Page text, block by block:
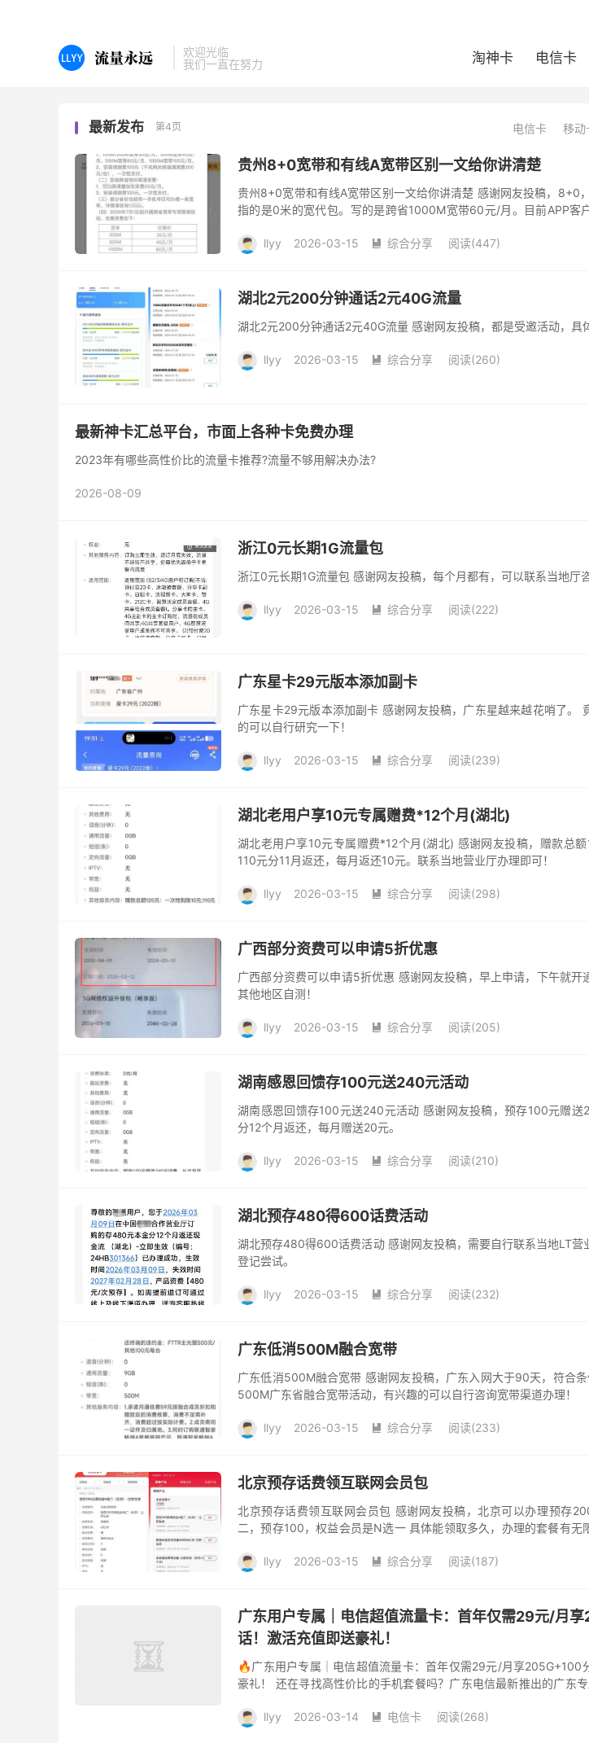
欢迎光临
我们一直在努力
淘神卡 电信卡
最新发布 第4页 电信卡 移动
贵州8+0宽带和有线A宽带区别一文给你讲清楚
贵州8+0宽带和有线A宽带区别一文给你讲清楚 感谢网友投稿，8+0
指的是0米的宽代包。写的是跨省1000M宽带60元/月。目前APP客
llyy 2026-03-15  综合分享 阅读(447)
湖北2元200分钟通话2元40G流量
湖北2元200分钟通话2元40G流量 感谢网友投稿，都是受邀活动，具
llyy 2026-03-15  综合分享 阅读(260)
最新神卡汇总平台，市面上各种卡免费办理
2023年有哪些高性价比的流量卡推荐?流量不够用解决办法?
2026-08-09
浙江0元长期1G流量包
浙江0元长期1G流量包 感谢网友投稿，每个月都有，可以联系当地厅
llyy 2026-03-15  综合分享 阅读(222)
广东星卡29元版本添加副卡
广东星卡29元版本添加副卡 感谢网友投稿，广东星越来越花哨了。
的可以自行研究一下！
llyy 2026-03-15  综合分享 阅读(239)
湖北老用户享10元专属赠费*12个月(湖北)
湖北老用户享10元专属赠费*12个月(湖北) 感谢网友投稿，赠款总
110元分11月返还，每月返还10元。联系当地营业厅办理即可！
llyy 2026-03-15  综合分享 阅读(298)
广西部分资费可以申请5折优惠
广西部分资费可以申请5折优惠 感谢网友投稿，早上申请，下午就开
其他地区自测！
llyy 2026-03-15  综合分享 阅读(205)
湖南感恩回馈存100元送240元活动
湖南感恩回馈存100元送240元活动 感谢网友投稿，预存100元赠送
分12个月返还，每月赠送20元。
llyy 2026-03-15  综合分享 阅读(210)
湖北预存480得600话费活动
湖北预存480得600话费活动 感谢网友投稿，需要自行联系当地LT营
登记尝试。
llyy 2026-03-15  综合分享 阅读(232)
广东低消500M融合宽带
广东低消500M融合宽带 感谢网友投稿，广东入网大于90天，符合
500M广东省融合宽带活动，有兴趣的可以自行咨询宽带渠道办理！
llyy 2026-03-15  综合分享 阅读(233)
北京预存话费领互联网会员包
北京预存话费领互联网会员包 感谢网友投稿，北京可以办理预存
二，预存100，权益会员是N选一 具体能领取多久，办理的套餐有无
llyy 2026-03-15  综合分享 阅读(187)
广东用户专属｜电信超值流量卡：首年仅需29元/月
话！激活充值即送豪礼！
🔥广东用户专属｜电信超值流量卡：首年仅需29元/月享205G+100
豪礼！ 还在寻找高性价比的手机套餐吗？广东电信最新推出的广东
llyy 2026-03-14  电信卡 阅读(268)